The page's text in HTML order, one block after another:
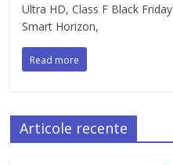
Ultra HD, Class F Black
Smart Horizon,
Read more
Articole recente